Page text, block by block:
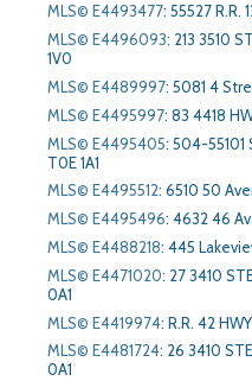
MLS© E4493477: 55527 R.R.
MLS© E4496093: 213 3510
1V0
MLS© E4489997: 5081 4
MLS© E4495997: 83 4418
MLS© E4495405: 504-55101
T0E 1A1
MLS© E4495512: 6510 50
MLS© E4495496: 4632 46
MLS© E4488218: 445
MLS© E4471020: 27 3410
0A1
MLS© E4419974: R.R. 42
MLS© E4481724: 26 3410
0A1